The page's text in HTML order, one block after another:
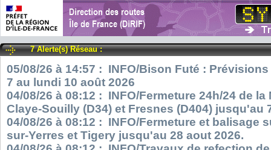
7 Alerte(s) Réseau :
05/08/26 à 14:57 : INFO/Bison Futé :
7 au lundi 10 août 2026
04/08/26 à 08:12 : INFO/Fermeture 24h/24 de
Claye-Souilly (D34) et Fresnes (D404) jusqu'au
04/08/26 à 08:12 : INFO/Fermeture et balisage
sur-Yerres et Tigery jusqu'au 28 aout 2026.